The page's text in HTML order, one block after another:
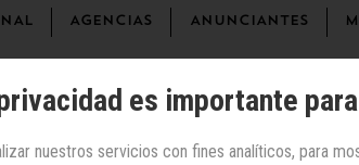
AGENCIAS ANUNCIANTES
es importante
nuestros servicios con fines analíticos, para